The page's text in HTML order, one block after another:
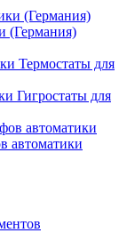
(Германия)
Термостаты для
Гигростаты для
автоматики